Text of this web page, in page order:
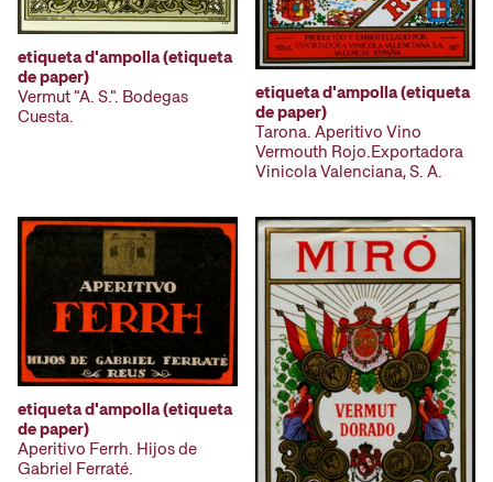
etiqueta d'ampolla (etiqueta
de paper)
Vermut "A. S.". Bodegas
Cuesta.
etiqueta d'ampolla (etiqueta
de paper)
Tarona. Aperitivo Vino
Vermouth Rojo.Exportadora
Vinicola Valenciana, S. A.
etiqueta d'ampolla (etiqueta
de paper)
Aperitivo Ferrh. Hijos de
Gabriel Ferraté.